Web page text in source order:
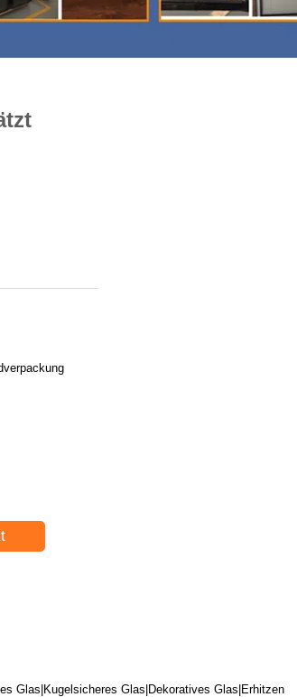
Glas|Kugelsicheres Glas|Dekoratives Glas|Erhitzen